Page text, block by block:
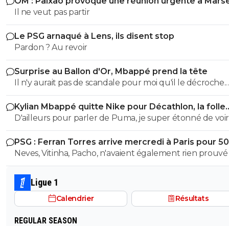
Il ne veut pas partir
Le PSG arnaqué à Lens, ils disent stop
Pardon ? Au revoir
Surprise au Ballon d'Or, Mbappé prend la tête
Il n'y aurait pas de scandale pour moi qu'il le décroche.
Meilleur buteur coupe du monde, meilleur buteur
Kylian Mbappé quitte Nike pour Décathlon, la folle
rumeur
D'ailleurs pour parler de Puma, je super étonné de
maillots être de vrai serpillère apres 20min de jeu. J'ai
le match de l'OM hier et les maillots collaient
corps en seulement 15min de jeu. En terme de confort
mieux. Et c'est pas nouveau, ca fait déjà plusieurs années
que je remarque ca.
PSG : Ferran Torres arrive mercredi à Paris pour
Neves, Vitinha, Pacho, n'avaient également rien prouvé
Ligue 1
Calendrier Résultats
REGULAR SEASON